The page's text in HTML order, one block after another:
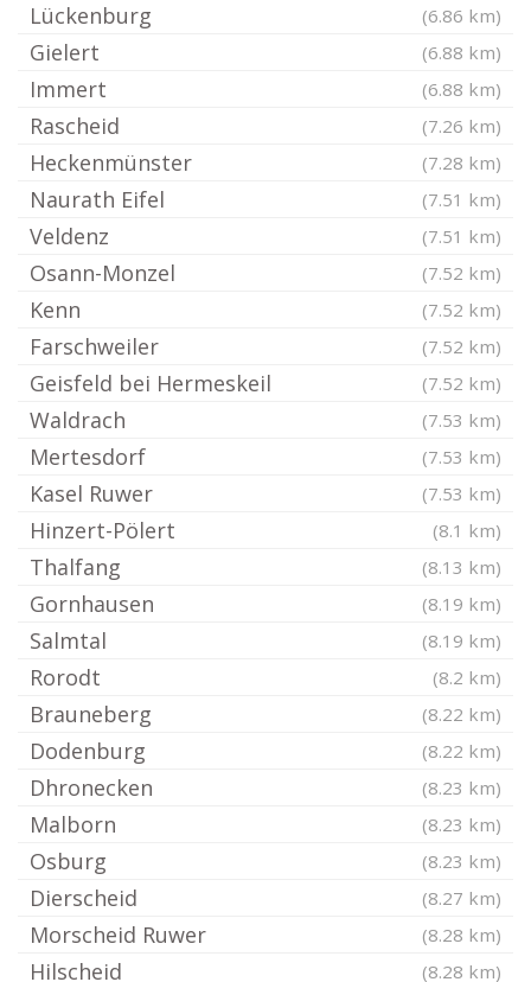
Lückenburg (6.86 km)
Gielert (6.88 km)
Immert (6.88 km)
Rascheid (7.26 km)
Heckenmünster (7.28 km)
Naurath Eifel (7.51 km)
Veldenz (7.51 km)
Osann-Monzel (7.52 km)
Kenn (7.52 km)
Farschweiler (7.52 km)
Geisfeld bei Hermeskeil (7.52 km)
Waldrach (7.53 km)
Mertesdorf (7.53 km)
Kasel Ruwer (7.53 km)
Hinzert-Pölert (8.1 km)
Thalfang (8.13 km)
Gornhausen (8.19 km)
Salmtal (8.19 km)
Rorodt (8.2 km)
Brauneberg (8.22 km)
Dodenburg (8.22 km)
Dhronecken (8.23 km)
Malborn (8.23 km)
Osburg (8.23 km)
Dierscheid (8.27 km)
Morscheid Ruwer (8.28 km)
Hilscheid (8.28 km)